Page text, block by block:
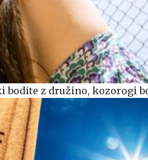
bodite z družino, kozorogi